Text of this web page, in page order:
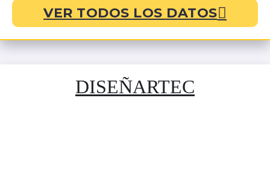
VER TODOS LOS DATOS
DISEÑARTEC